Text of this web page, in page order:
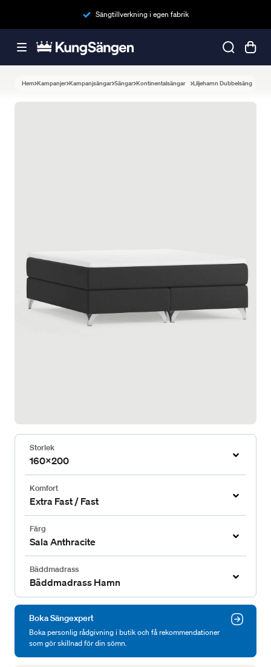
Sängtillverkning i egen fabrik
Hem Kampanjer Kampanjsängar Sängar Kontinentalsängar Liljehamn Dubbelsäng
Storlek
160x200
Komfort
Extra Fast / Fast
Färg
Sala Anthracite
Bäddmadrass
Bäddmadrass Hamn
Boka Sängexpert
Boka personlig rådgivning i butik och få rekommendationer
som gör skillnad för din sömn.